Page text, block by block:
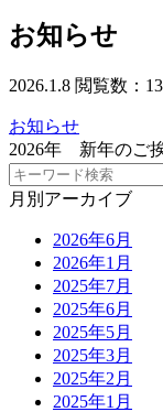
お知らせ
2026.1.8 閲覧数：
お知らせ
2026年 新年のご
月別アーカイブ
2026年6月
2026年1月
2025年7月
2025年6月
2025年5月
2025年3月
2025年2月
2025年1月